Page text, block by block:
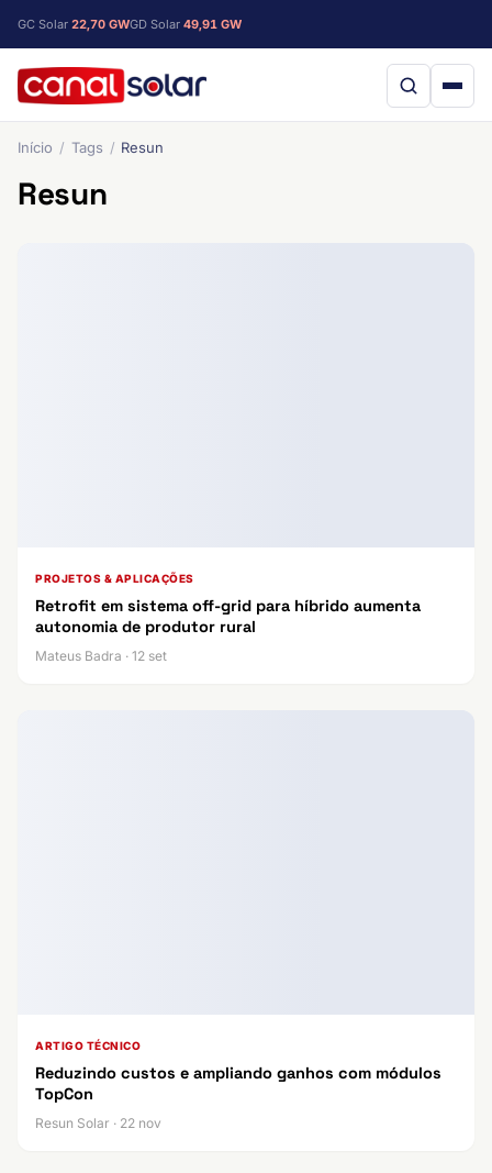
GC Solar 22,70 GWGD Solar 49,91 GW
Início Tags Resun
Resun
PROJETOS & APLICAÇÕES
Retrofit em sistema off-grid para híbrido aumenta
autonomia de produtor rural
Mateus Badra · 12 set
ARTIGO TÉCNICO
Reduzindo custos e ampliando ganhos com módulos
TopCon
Resun Solar · 22 nov